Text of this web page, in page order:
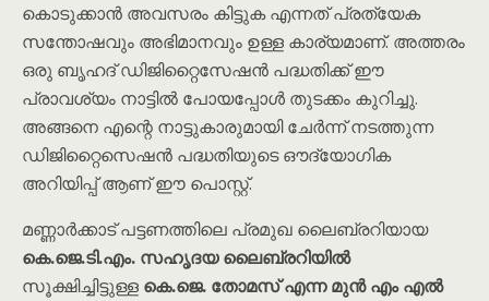
കൊടുക്കാൻ അവസരം കിട്ടുക എന്നത് പ്രത്യേക
സന്തോഷവും അഭിമാനവും ഉള്ള കാര്യമാണ്. അത്തരം
ഒരു ബൃഹദ് ഡിജിറ്റൈസേഷൻ പദ്ധതിക്ക് ഈ
പ്രാവശ്യം നാട്ടിൽ പോയപ്പോൾ തുടക്കം കുറിച്ചു.
അങ്ങനെ എന്റെ നാട്ടുകാരുമായി ചേർന്ന് നടത്തുന്ന
ഡിജിറ്റൈസെഷൻ പദ്ധതിയുടെ ഔദ്യോഗിക
അറിയിപ്പ് ആണ് ഈ പൊസ്റ്റ്.
മണ്ണാർക്കാട് പട്ടണത്തിലെ പ്രമുഖ ലൈബ്രറിയായ
കെ.ജെ.ടി.എം. സഹൃദയ ലൈബ്രറിയിൽ
സൂക്ഷിച്ചിട്ടുള്ള കെ.ജെ. തോമസ് എന്ന മുൻ എം എൽ